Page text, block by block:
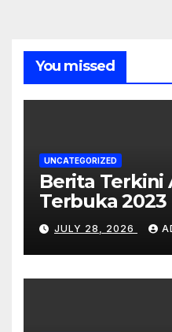
You missed
UNCATEGORIZED
Berita Terkini
Terbuka 2023
JULY 28, 2026